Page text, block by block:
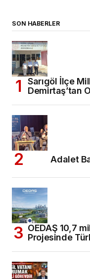
SON HABERLER
Sarıgöl İlçe
Demirtaş’tan
Adalet
OEDAŞ 10,7
Projesinde